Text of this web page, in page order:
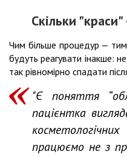
Скільки
Чим більше процедур — тим
будуть реагувати інакше:
так рівномірно спадати
"Є поняття
пацієнтка
працюємо не з